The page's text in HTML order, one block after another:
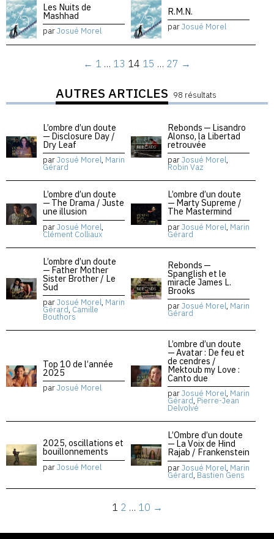
Les Nuits de
Mashhad
parJosué Morel
R.M.N.
parJosué Morel
← 1 … 13 14 15 … 27 →
AUTRES ARTICLES 98 résultats
L’ombre d’un doute
— Disclosure Day /
Dry Leaf
parJosué Morel, Marin
Gérard
Rebonds — Lisandro
Alonso, la Libertad
retrouvée
parJosué Morel,
Robin Vaz
L’ombre d’un doute
— The Drama / Juste
une illusion
parJosué Morel,
Clément Colliaux
L’ombre d’un doute
— Marty Supreme /
The Mastermind
parJosué Morel, Marin
Gérard
L’ombre d’un doute
— Father Mother
Sister Brother / Le
Sud
parJosué Morel, Marin
Gérard, Camille
Bouthors
Rebonds —
Spanglish et le
miracle James L.
Brooks
parJosué Morel, Marin
Gérard
Top 10 de l’année
2025
parJosué Morel
L’ombre d’un doute
— Avatar : De feu et
de cendres /
Mektoub my Love :
Canto due
parJosué Morel, Marin
Gérard, Pierre-Jean
Delvolvé
2025, oscillations et
bouillonnements
parJosué Morel
L’Ombre d’un doute
— La Voix de Hind
Rajab / Frankenstein
parJosué Morel, Marin
Gérard, Bastien Gens
1 2 … 10 →